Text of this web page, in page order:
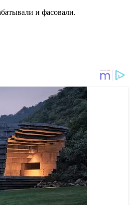
и фасовали.